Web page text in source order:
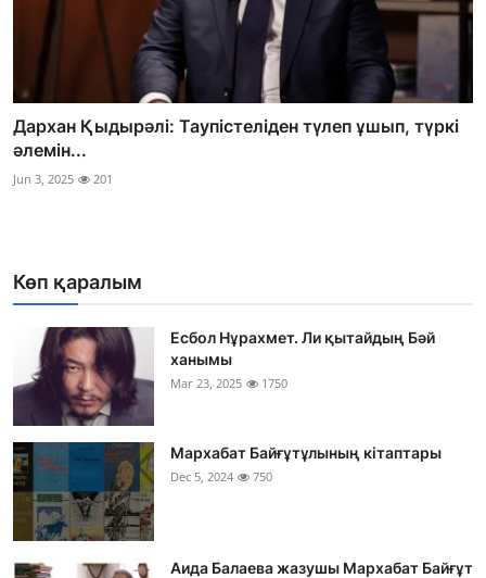
Дархан Қыдырәлі: Таупістеліден түлеп ұшып, түркі
әлемін...
Jun 3, 2025 201
Көп қаралым
Есбол Нұрахмет. Ли қытайдың Бәй
ханымы
Mar 23, 2025 1750
Мархабат Байғұтұлының кітаптары
Dec 5, 2024 750
Аида Балаева жазушы Мархабат Байғұт